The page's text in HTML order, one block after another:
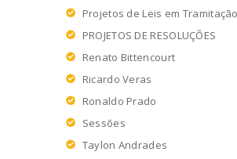
Projetos de Leis em Tramitação
PROJETOS DE RESOLUÇÕES
Renato Bittencourt
Ricardo Veras
Ronaldo Prado
Sessões
Taylon Andrades